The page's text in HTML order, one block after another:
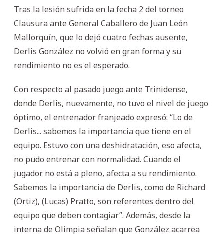
Tras la lesión sufrida en la fecha 2 del torneo
Clausura ante General Caballero de Juan León
Mallorquín, que lo dejó cuatro fechas ausente,
Derlis González no volvió en gran forma y su
rendimiento no es el esperado.
Con respecto al pasado juego ante Trinidense,
donde Derlis, nuevamente, no tuvo el nivel de juego
óptimo, el entrenador franjeado expresó: “Lo de
Derlis... sabemos la importancia que tiene en el
equipo. Estuvo con una deshidratación, eso afecta,
no pudo entrenar con normalidad. Cuando el
jugador no está a pleno, afecta a su rendimiento.
Sabemos la importancia de Derlis, como de Richard
(Ortiz), (Lucas) Pratto, son referentes dentro del
equipo que deben contagiar”. Además, desde la
interna de Olimpia señalan que González acarrea